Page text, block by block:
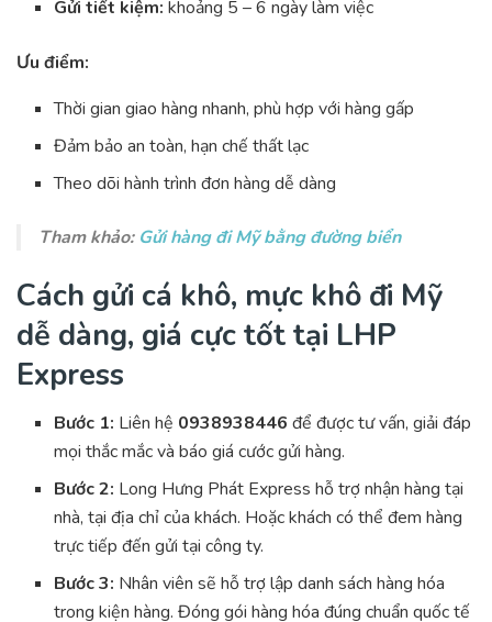
Gửi tiết kiệm: khoảng 5 – 6 ngày làm việc
Ưu điểm:
Thời gian giao hàng nhanh, phù hợp với hàng gấp
Đảm bảo an toàn, hạn chế thất lạc
Theo dõi hành trình đơn hàng dễ dàng
Tham khảo: Gửi hàng đi Mỹ bằng đường biển
Cách gửi cá khô, mực khô đi Mỹ
dễ dàng, giá cực tốt tại LHP
Express
Bước 1: Liên hệ 0938938446 để được tư vấn, giải đáp
mọi thắc mắc và báo giá cước gửi hàng.
Bước 2: Long Hưng Phát Express hỗ trợ nhận hàng tại
nhà, tại địa chỉ của khách. Hoặc khách có thể đem hàng
trực tiếp đến gửi tại công ty.
Bước 3: Nhân viên sẽ hỗ trợ lập danh sách hàng hóa
trong kiện hàng. Đóng gói hàng hóa đúng chuẩn quốc tế